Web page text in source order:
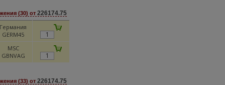
(30) от 226174.75
Германия
GERM45
MSC
GBNVAG
(33) от 226174.75